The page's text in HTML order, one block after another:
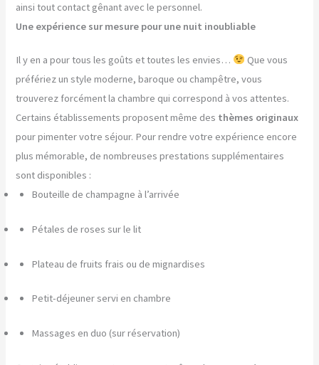
ainsi tout contact gênant avec le personnel.
Une expérience sur mesure pour une nuit inoubliable
Il y en a pour tous les goûts et toutes les envies…
Que vous
préfériez un style moderne, baroque ou champêtre, vous
trouverez forcément la chambre qui correspond à vos attentes.
Certains établissements proposent même des thèmes originaux
pour pimenter votre séjour. Pour rendre votre expérience encore
plus mémorable, de nombreuses prestations supplémentaires
sont disponibles :
Bouteille de champagne à l’arrivée
Pétales de roses sur le lit
Plateau de fruits frais ou de mignardises
Petit-déjeuner servi en chambre
Massages en duo (sur réservation)